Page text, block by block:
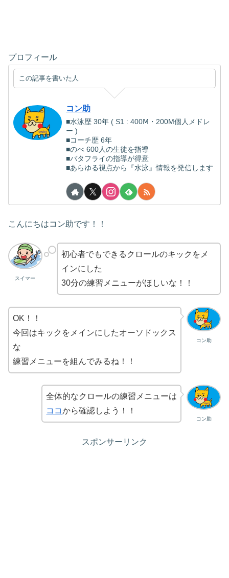
プロフィール
この記事を書いた人
コン助
■水泳歴 30年 ( S1 : 400Ⅿ・200M個人メドレ
ー )
■コーチ歴 6年
■のべ 600人の生徒を指導
■バタフライの指導が得意
■あらゆる視点から『水泳』情報を発信します
こんにちはコン助です！！
スイマー
初心者でもできるクロールのキックをメ
インにした
30分の練習メニューがほしいな！！
コン助
OK！！
今回はキックをメインにしたオーソドックス
な
練習メニューを組んでみるね！！
コン助
全体的なクロールの練習メニューは
ココから確認しよう！！
スポンサーリンク